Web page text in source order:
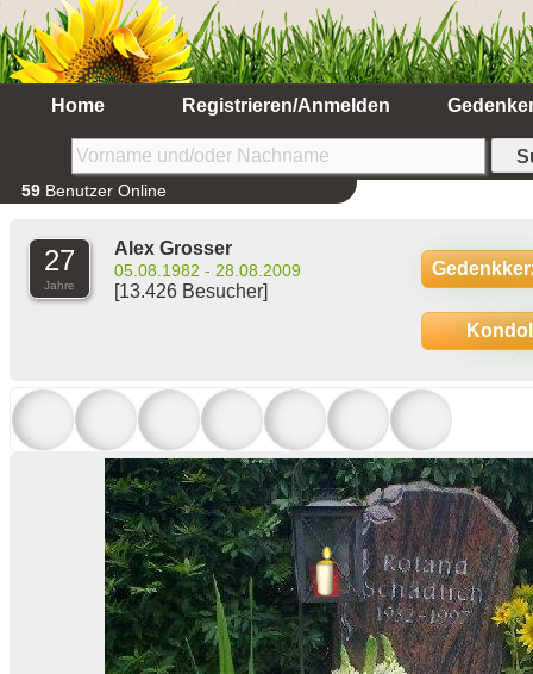
Home Registrieren/Anmelden
59 Benutzer Online
27
Jahre
Alex Grosser
05.08.1982 - 28.08.2009
[13.426 Besucher]